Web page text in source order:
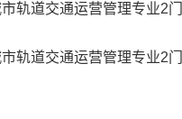
轨道交通运营管理专业2
轨道交通运营管理专业2